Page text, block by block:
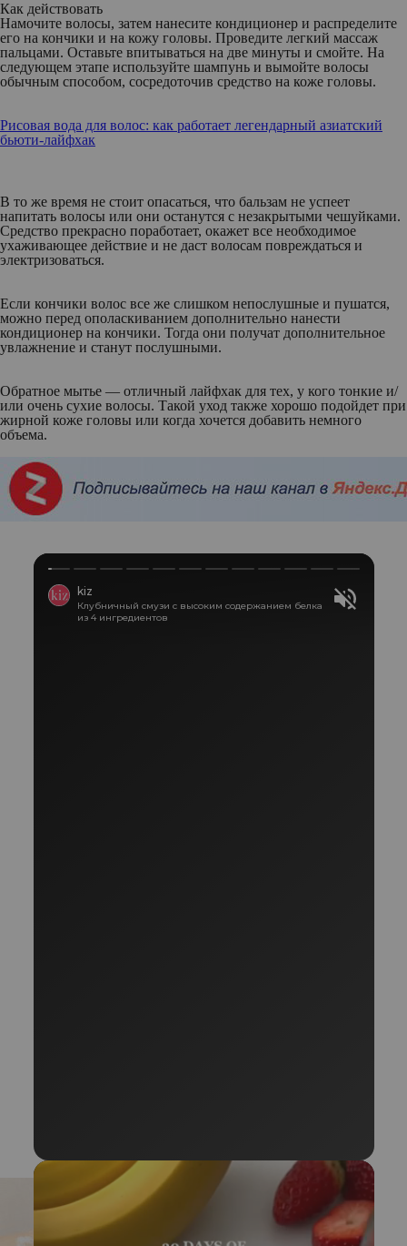
Как действовать
Намочите волосы, затем нанесите кондиционер и распределите
его на кончики и на кожу головы. Проведите легкий массаж
пальцами. Оставьте впитываться на две минуты и смойте. На
следующем этапе используйте шампунь и вымойте волосы
обычным способом, сосредоточив средство на коже головы.
Рисовая вода для волос: как работает легендарный азиатский
бьюти-лайфхак
В то же время не стоит опасаться, что бальзам не успеет
напитать волосы или они останутся с незакрытыми чешуйками.
Средство прекрасно поработает, окажет все необходимое
ухаживающее действие и не даст волосам повреждаться и
электризоваться.
Если кончики волос все же слишком непослушные и пушатся,
можно перед ополаскиванием дополнительно нанести
кондиционер на кончики. Тогда они получат дополнительное
увлажнение и станут послушными.
Обратное мытье — отличный лайфхак для тех, у кого тонкие и/
или очень сухие волосы. Такой уход также хорошо подойдет при
жирной коже головы или когда хочется добавить немного
объема.